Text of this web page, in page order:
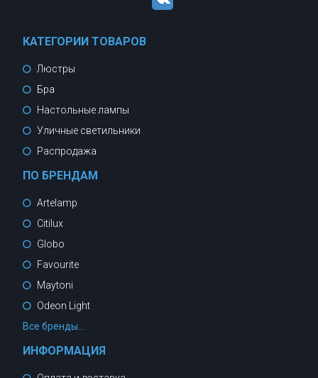
КАТЕГОРИИ ТОВАРОВ
Люстры
Бра
Настольные лампы
Уличные светильники
Распродажа
ПО БРЕНДАМ
Artelamp
Citilux
Globo
Favourite
Maytoni
Odeon Light
Все бренды...
ИНФОРМАЦИЯ